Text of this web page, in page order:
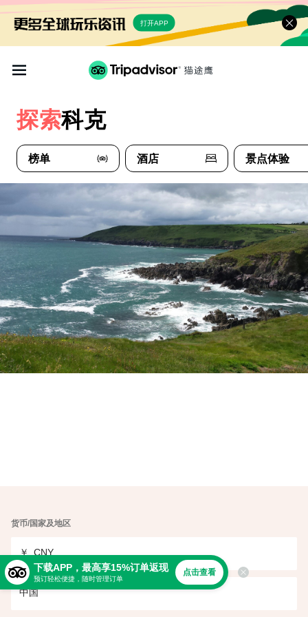
打开APP
探索科克
榜单 酒店 景点体验
货币/国家及地区
￥ CNY
中国
下载APP，最高享15%订单返现
预订轻松便捷，随时管理订单
点击查看